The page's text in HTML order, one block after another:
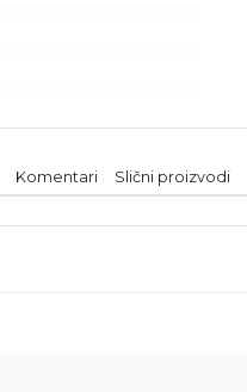
Komentari Slični proizvodi